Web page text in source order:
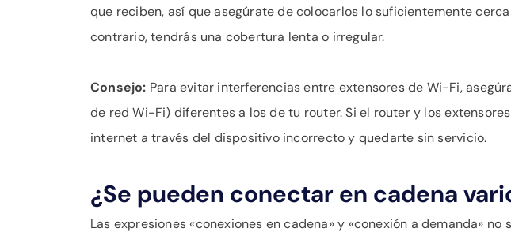
que reciben, así que asegúrate de colocarlos lo suficientemente
contrario, tendrás una cobertura lenta o irregular.
Consejo: Para evitar interferencias entre extensores de Wi-Fi,
de red Wi-Fi) diferentes a los de tu router. Si el router y los
internet a través del dispositivo incorrecto y quedarte sin servicio.
¿Se pueden conectar en cadena
Las expresiones «conexiones en cadena» y «conexión a demanda»